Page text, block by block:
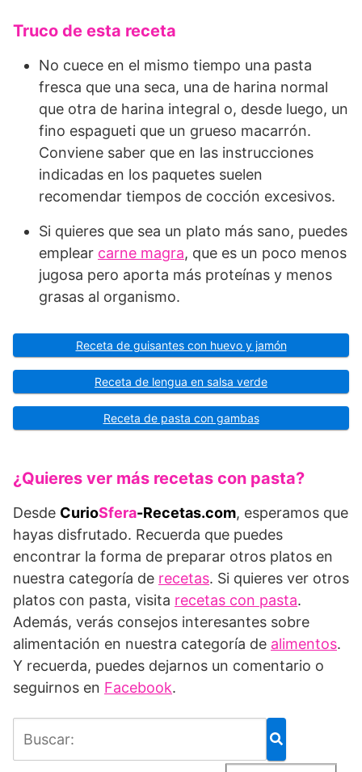
Truco de esta receta
No cuece en el mismo tiempo una pasta
fresca que una seca, una de harina normal
que otra de harina integral o, desde luego, un
fino espagueti que un grueso macarrón.
Conviene saber que en las instrucciones
indicadas en los paquetes suelen
recomendar tiempos de cocción excesivos.
Si quieres que sea un plato más sano, puedes
emplear carne magra, que es un poco menos
jugosa pero aporta más proteínas y menos
grasas al organismo.
Receta de guisantes con huevo y jamón
Receta de lengua en salsa verde
Receta de pasta con gambas
¿Quieres ver más recetas con pasta?
Desde CurioSfera-Recetas.com, esperamos que
hayas disfrutado. Recuerda que puedes
encontrar la forma de preparar otros platos en
nuestra categoría de recetas. Si quieres ver otros
platos con pasta, visita recetas con pasta.
Además, verás consejos interesantes sobre
alimentación en nuestra categoría de alimentos.
Y recuerda, puedes dejarnos un comentario o
seguirnos en Facebook.